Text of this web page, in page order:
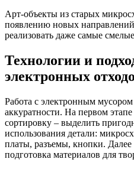
Арт-объекты из старых
появлению новых
реализовать даже самые
Технологии и
электронных
Работа с электронным
аккуратности. На первом
сортировку – выделить
использования детали:
платы, разъемы, кнопки.
подготовка материалов для